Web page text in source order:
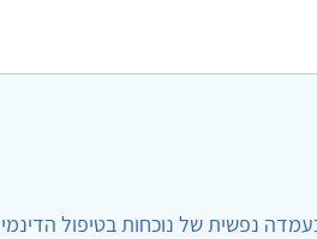
נפשית של נוכחות בטיפול